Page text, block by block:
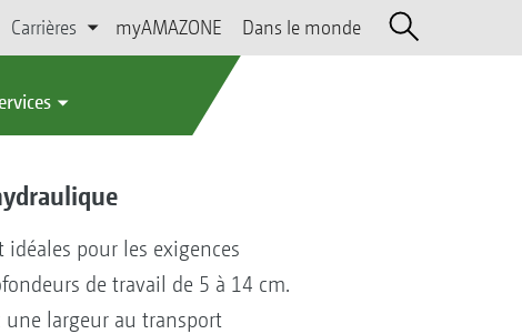
Carrières myAMAZONE Dans le monde
pour les exigences
de travail de 5 à 14 cm.
une largeur au transport